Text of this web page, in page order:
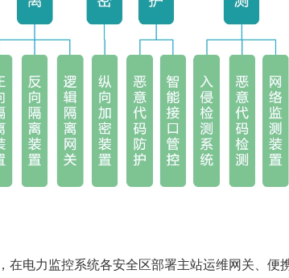
在电力监控系统各安全区部署主站运维网关、便